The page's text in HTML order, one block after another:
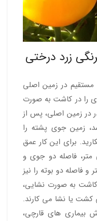
زرد درختی
در زمین اصلی
را در کاشت به صورت
در زمین اصلی، پس از
زمین جوی پشته را
برای این کار عمق
را 1 الی 2 سانتی متر، فاصله دو جوی و
60 سانتی متر و فاصله دو بوته را نیز
کاشت به صورت نشایی،
در سینی کشت یا نشا می کارند.
بیماری های قارچی،